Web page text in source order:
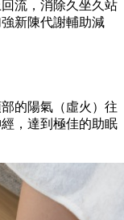
流，消除久坐久站
新陳代謝輔助減
的陽氣（虛火）往
，達到極佳的助眠